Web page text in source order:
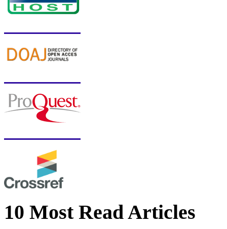
10 Most Read Articles